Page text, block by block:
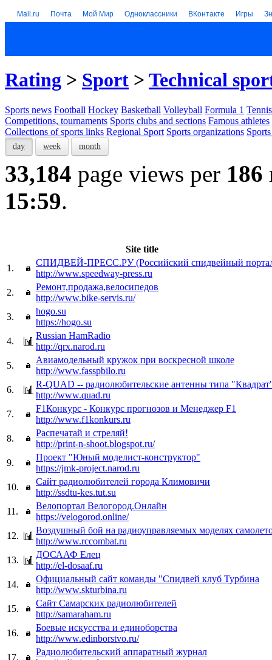
Mail.ru Почта Мой Мир Одноклассники ВКонтакте Игры
Rating > Sport > Technical
Sports news Football Hockey Basketball Volleyball Formula 1 Tennis
Competitions, tournaments Sports clubs and sections Famous athletes
Collections of sports links Regional Sport Sports organizations
day week month
33,184 page views per 186
15:59.
Site title
1.
СПИДВЕЙ-ПРЕСС.РУ (Российский спидвейный
http://www.speedway-press.ru
2.
Ремонт,продажа,велосипедов
http://www.bike-servis.ru/
3.
hogo.su
https://hogo.su
4.
Russian HamRadio
http://qrx.narod.ru
5.
Авиамодельный кружок при воскресной школе
http://www.fasspbilo.ru
6.
R-QUAD -- радиолюбительские антенны типа
http://www.quad.ru
7.
F1Конкурс - Конкурс прогнозов и Менеджер F1
http://www.f1konkurs.ru
8.
Распечатай и стреляй!
http://print-n-shoot.blogspot.ru/
9.
Проект "Юный моделист-конструктор"
https://jmk-project.narod.ru
10.
Сайт радиолюбителей города Климовичи
http://ssdtu-kes.tut.su
11.
Велопортал Велогород.Онлайн
https://velogorod.online/
12.
Воздушный бой на радиоуправляемых моделях
http://www.rccombat.ru
13.
ДОСААФ Елец
http://el-dosaaf.ru
14.
Официальный сайт команды "Спидвей клуб Турбина
http://www.skturbina.ru
15.
Сайт Самарских радиолюбителей
http://samaraham.ru
16.
Боевые искусства и единоборства
http://www.edinborstvo.ru/
17.
Радиолюбительский аппаратный журнал